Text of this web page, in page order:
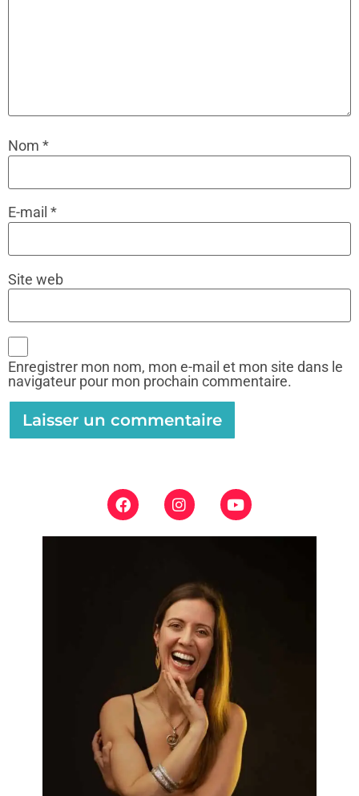
Nom *
E-mail *
Site web
Enregistrer mon nom, mon e-mail et mon site dans le
navigateur pour mon prochain commentaire.